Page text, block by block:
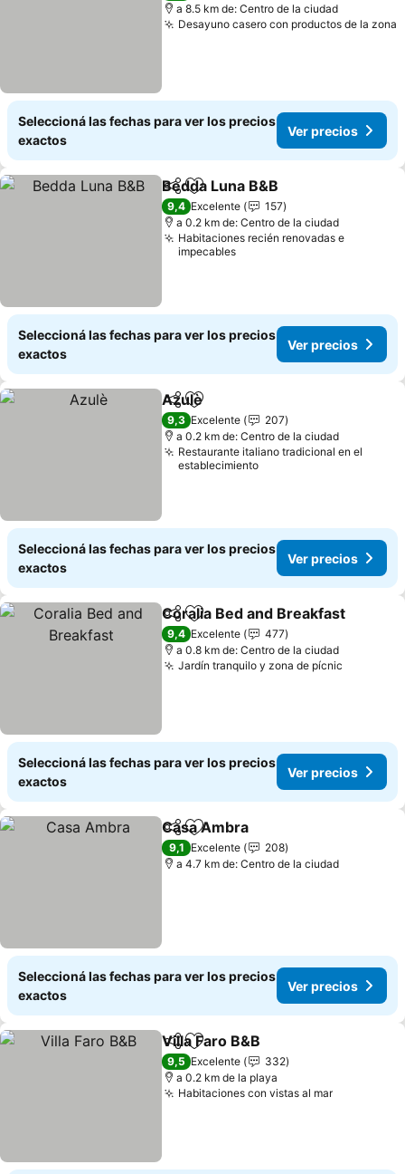
a 8.5 km de: Centro de la ciudad
Desayuno casero con productos de la zona
Seleccioná las fechas para ver los precios
exactos
Ver precios
CompartirAñadir a favoritos
Bedda Luna B&B
9,4 Excelente
157
a 0.2 km de: Centro de la ciudad
Habitaciones recién renovadas e
impecables
Seleccioná las fechas para ver los precios
exactos
Ver precios
CompartirAñadir a favoritos
Azulè
9,3 Excelente
207
a 0.2 km de: Centro de la ciudad
Restaurante italiano tradicional en el
establecimiento
Seleccioná las fechas para ver los precios
exactos
Ver precios
CompartirAñadir a favoritos
Coralia Bed and Breakfast
9,4 Excelente
477
a 0.8 km de: Centro de la ciudad
Jardín tranquilo y zona de pícnic
Seleccioná las fechas para ver los precios
exactos
Ver precios
CompartirAñadir a favoritos
Casa Ambra
9,1 Excelente
208
a 4.7 km de: Centro de la ciudad
Seleccioná las fechas para ver los precios
exactos
Ver precios
CompartirAñadir a favoritos
Villa Faro B&B
9,5 Excelente
332
a 0.2 km de la playa
Habitaciones con vistas al mar